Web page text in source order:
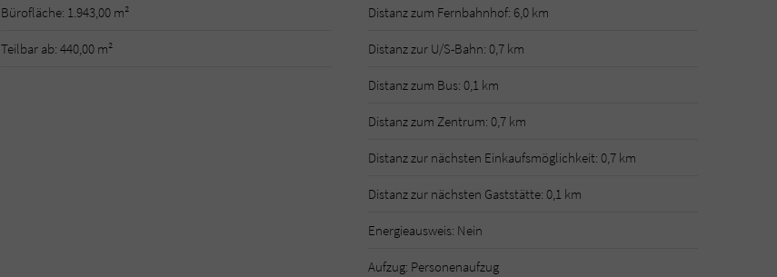
Bürofläche: 1.943,00 m²
Teilbar ab: 440,00 m²
Distanz zum Fernbahnhof: 6,0 km
Distanz zur U/S-Bahn: 0,7 km
Distanz zum Bus: 0,1 km
Distanz zum Zentrum: 0,7 km
Distanz zur nächsten Einkaufsmöglichkeit: 0,7 km
Distanz zur nächsten Gaststätte: 0,1 km
Energieausweis: Nein
Aufzug: Personenaufzug